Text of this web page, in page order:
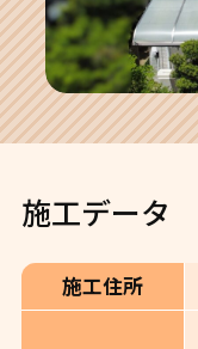
施工データ
施工住所